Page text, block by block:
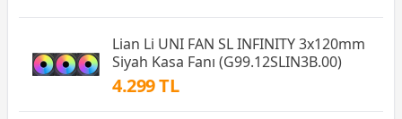
Lian Li UNI FAN SL INFINITY 3x120mm
Siyah Kasa Fanı (G99.12SLIN3B.00)
4.299 TL